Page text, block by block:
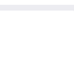
і відео
оформленні